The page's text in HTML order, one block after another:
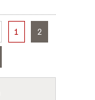
1 2